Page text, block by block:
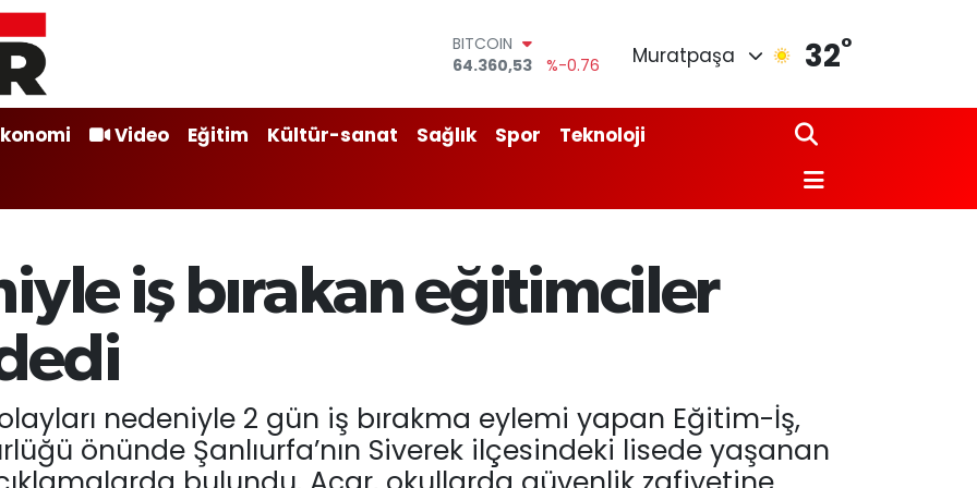
BITCOIN
64.360,53
%-0.76
47,7069
%0.17
EURO
55,0265
BİST100
13.887
%64
Muratpaşa 32°
Video Eğitim Kültür-sanat Sağlık Spor
Teknoloji
iş bırakan eğitimciler
nedeniyle 2 gün iş bırakma eylemi yapan Eğitim-İş,
önünde Şanlıurfa’nın Siverek ilçesindeki lisede yaşanan